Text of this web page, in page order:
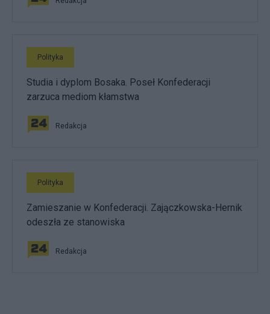
Polityka
Studia i dyplom Bosaka. Poseł Konfederacji
zarzuca mediom kłamstwa
Redakcja
Polityka
Zamieszanie w Konfederacji. Zajączkowska-Hernik
odeszła ze stanowiska
Redakcja